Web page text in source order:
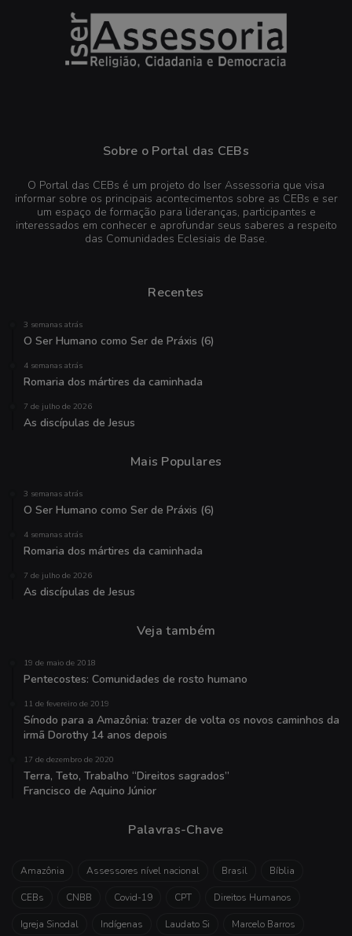
Sobre o Portal das CEBs
O Portal das CEBs é um projeto do Iser Assessoria que visa
informar sobre os principais acontecimentos sobre as CEBs e ser
um espaço de formação para lideranças, participantes e
interessados em conhecer e aprofundar seus saberes a respeito
das Comunidades Eclesiais de Base.
Recentes
3 semanas atrás
O Ser Humano como Ser de Práxis (6)
4 semanas atrás
Romaria dos mártires da caminhada
7 de julho de 2026
As discípulas de Jesus
Mais Populares
3 semanas atrás
O Ser Humano como Ser de Práxis (6)
4 semanas atrás
Romaria dos mártires da caminhada
7 de julho de 2026
As discípulas de Jesus
Veja também
19 de maio de 2018
Pentecostes: Comunidades de rosto humano
11 de fevereiro de 2019
Sínodo para a Amazônia: trazer de volta os novos caminhos da
irmã Dorothy 14 anos depois
17 de dezembro de 2020
Terra, Teto, Trabalho “Direitos sagrados”
Francisco de Aquino Júnior
Palavras-Chave
Amazônia Assessores nível nacional Brasil Bíblia
CEBs CNBB Covid-19 CPT Direitos Humanos
Igreja Sinodal Indígenas Laudato Si Marcelo Barros